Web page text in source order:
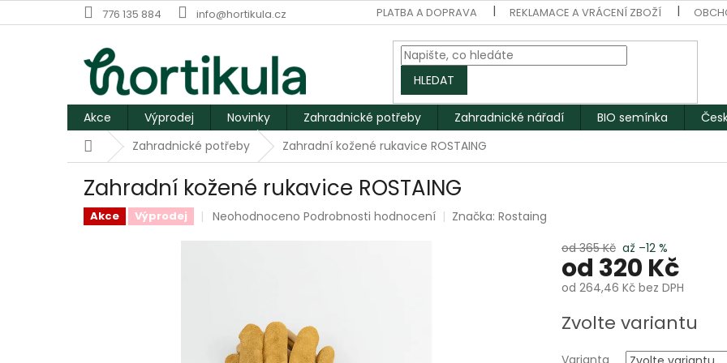
na
776 135 884 info@hortikula.cz PLATBA A DOPRAVA REKLAMACE A VRÁCENÍ ZBOŽÍ
HLEDAT
Akce Výprodej Novinky Zahradnické potřeby Zahradnické nářadí BIO semínka
DomůZahradnické potřeby Zahradní kožené rukavice ROSTAING
Zahradní kožené rukavice ROSTAING
Akce Výprodej
Průměrné
hvězdiček.
Neohodnoceno Podrobnosti hodnocení Značka: Rostaing
od 365 Kč až –12 %
od 320 Kč
od 264,46 Kč bez DPH
cena:
Zvolte variantu